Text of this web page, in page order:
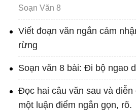
Soạn Văn 8
Viết đoạn văn ngắn cảm
rừng
Soạn văn 8 bài: Đi bộ ngao
Đọc hai câu văn sau và diễn
một luận điểm ngắn gọn, rõ.